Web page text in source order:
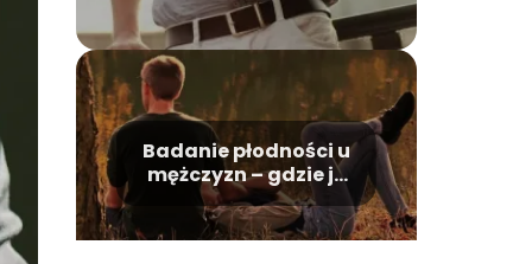
Badanie płodności u
mężczyzn – gdzie je
wykonać?